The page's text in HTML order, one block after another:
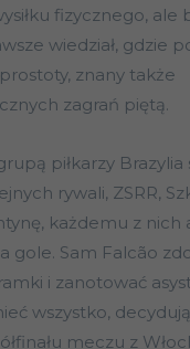
fizycznego, ale
wiedział, gdzie
znany także
zagrań piętą.
piłkarzy
rywali, ZSRR,
każdemu z nich
gole. Sam Falcão
i zanotować
wszystko,
meczu z